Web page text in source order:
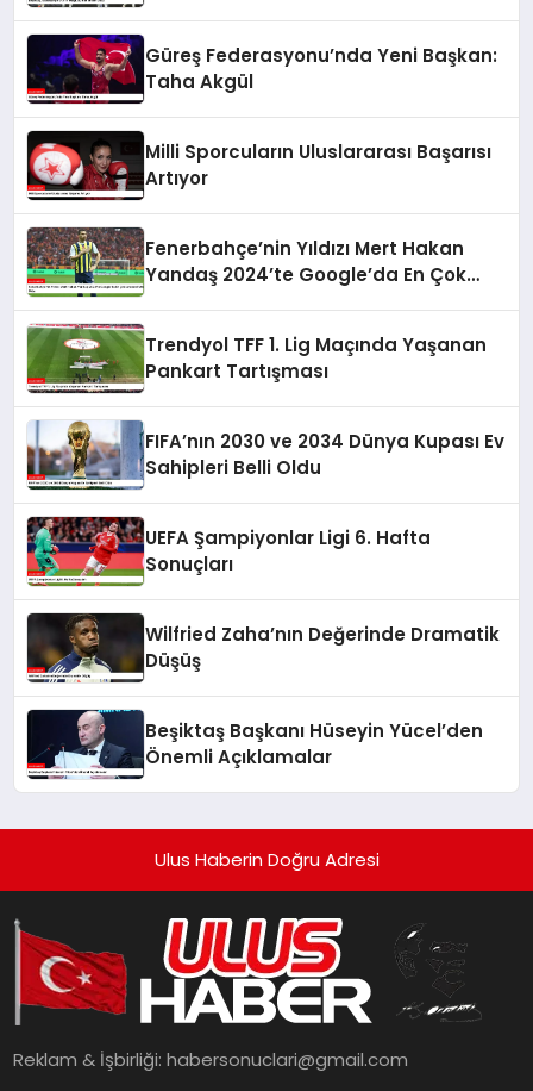
Güreş Federasyonu’nda Yeni Başkan:
Taha Akgül
Milli Sporcuların Uluslararası Başarısı
Artıyor
Fenerbahçe’nin Yıldızı Mert Hakan
Yandaş 2024’te Google’da En Çok
Trendyol TFF 1. Lig Maçında Yaşanan
Pankart Tartışması
FIFA’nın 2030 ve 2034 Dünya Kupası Ev
Sahipleri Belli Oldu
UEFA Şampiyonlar Ligi 6. Hafta
Sonuçları
Wilfried Zaha’nın Değerinde Dramatik
Düşüş
Beşiktaş Başkanı Hüseyin Yücel’den
Önemli Açıklamalar
Ulus Haberin Doğru Adresi
Reklam & İşbirliği:habersonuclari@gmail.com